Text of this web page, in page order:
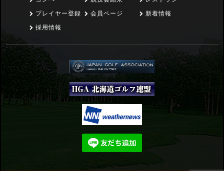
プレイヤー登録
採用情報
会員ページ
新着情報